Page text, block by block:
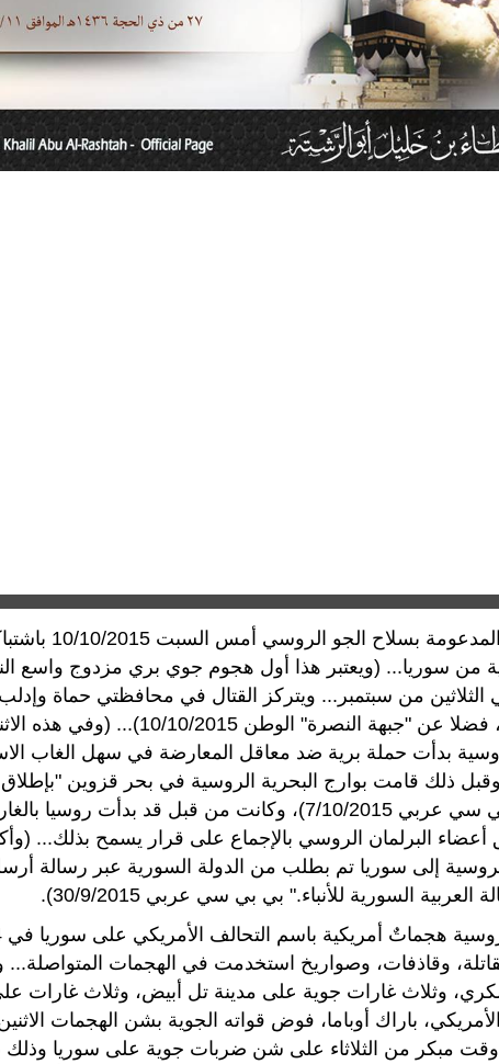
قامت القوات
من سوريا... (ويعتبر هذا أول هجوم جوي بري مزدوج واسع
من سبتمبر... ويتركز القتال في محافظتي حماة
من المعارضة المسلحة، فضلا عن
بدأت حملة برية ضد معاقل المعارضة في سهل الغاب
الأراضي السورية" بي بي سي عربي 7/10/2015)، وكانت من
أن وافق أعضاء البرلمان الروسي بالإجماع على قرار يسمح بذلك...
إلى سوريا تم بطلب من الدولة السورية عبر رسالة
السورية للأنباء." بي بي سي عربي 30/9/2015).
وقاذفات، وصواريخ استخدمت في الهجمات
وقت مبكر من الثلاثاء على شن ضربات جوية على سوريا